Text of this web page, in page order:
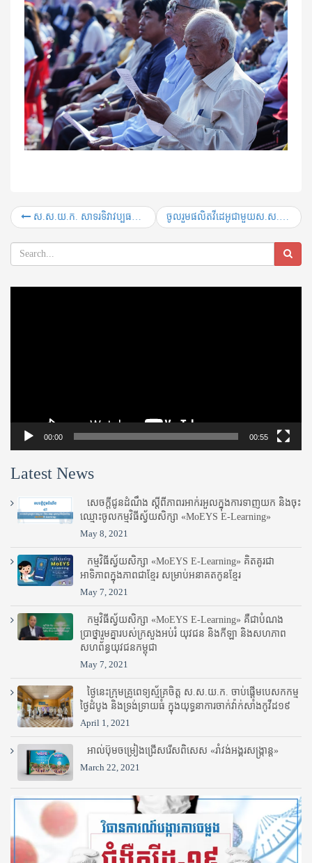
ស.ស.យ.ក. សាទរទិវាវប្បធម៌ជាតិ ក្រោមប្រធានបទ «យុវជនដើម្បីវប្បធម៌ជាតិ»
00:00 00:55
Latest News
សេចក្តីជូនដំណឹង ស្តី​ពីភាព​រអាក់រអួល​ក្នុងការ​ទាញ​យក និង​ចុះ​
ឈ្មោះ​ចូល​កម្មវិធី​ស្វ័យសិក្សា «MoEYS E-Learning»
May 8, 2021
កម្មវិធីស្វ័យសិក្សា «MoEYS E-Learning» គិតគូរជា
អាទិភាពក្នុងភាពជាខ្មែរ សម្រាប់អនាគតកូនខ្មែរ
May 7, 2021
កម្មវិធីស្វ័យសិក្សា «MoEYS E-Learning» គឺជាបំណង
ប្រាថ្នារួមគ្នារបស់ក្រសួងអប់រំ​ យុវជន និងកីឡា និងសហភាព
សហព័ន្ធយុវជនកម្ពុជា
May 7, 2021
ថ្ងៃនេះក្រុមគ្រូពេទ្យស្ម័គ្រចិត្ត ស.ស.យ.ក. ចាប់ផ្តើមបេសកកម្ម
ថ្ងៃដំបូង និងទ្រង់ទ្រាយធំ ក្នុងយុទ្ធនាការចាក់វ៉ាក់សាំងកូវីដ១៩
April 1, 2021
អាល់ប៊ុមចម្រៀងជ្រើសរើសពិសេស «រាំវង់អង្គរសង្ក្រាន្ត»
March 22, 2021